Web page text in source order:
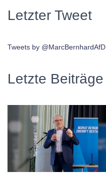
Letzter Tweet
Tweets by @MarcBernhardAfD
Letzte Beiträge